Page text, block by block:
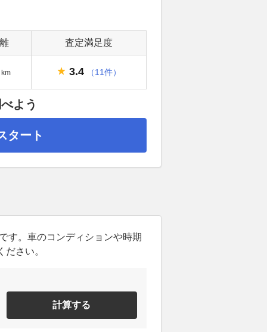
査定満足度
km 3.4 （11件）
よう
タート
す。車のコンディションや時期
さい。
計算する